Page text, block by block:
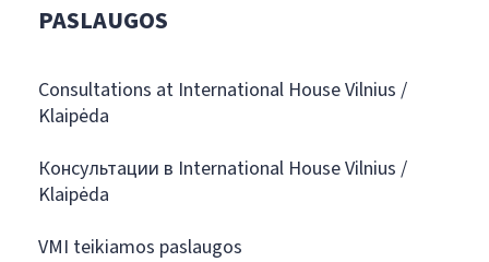
PASLAUGOS
Consultations at International House Vilnius /
Klaipėda
Консультации в International House Vilnius /
Klaipėda
VMI teikiamos paslaugos